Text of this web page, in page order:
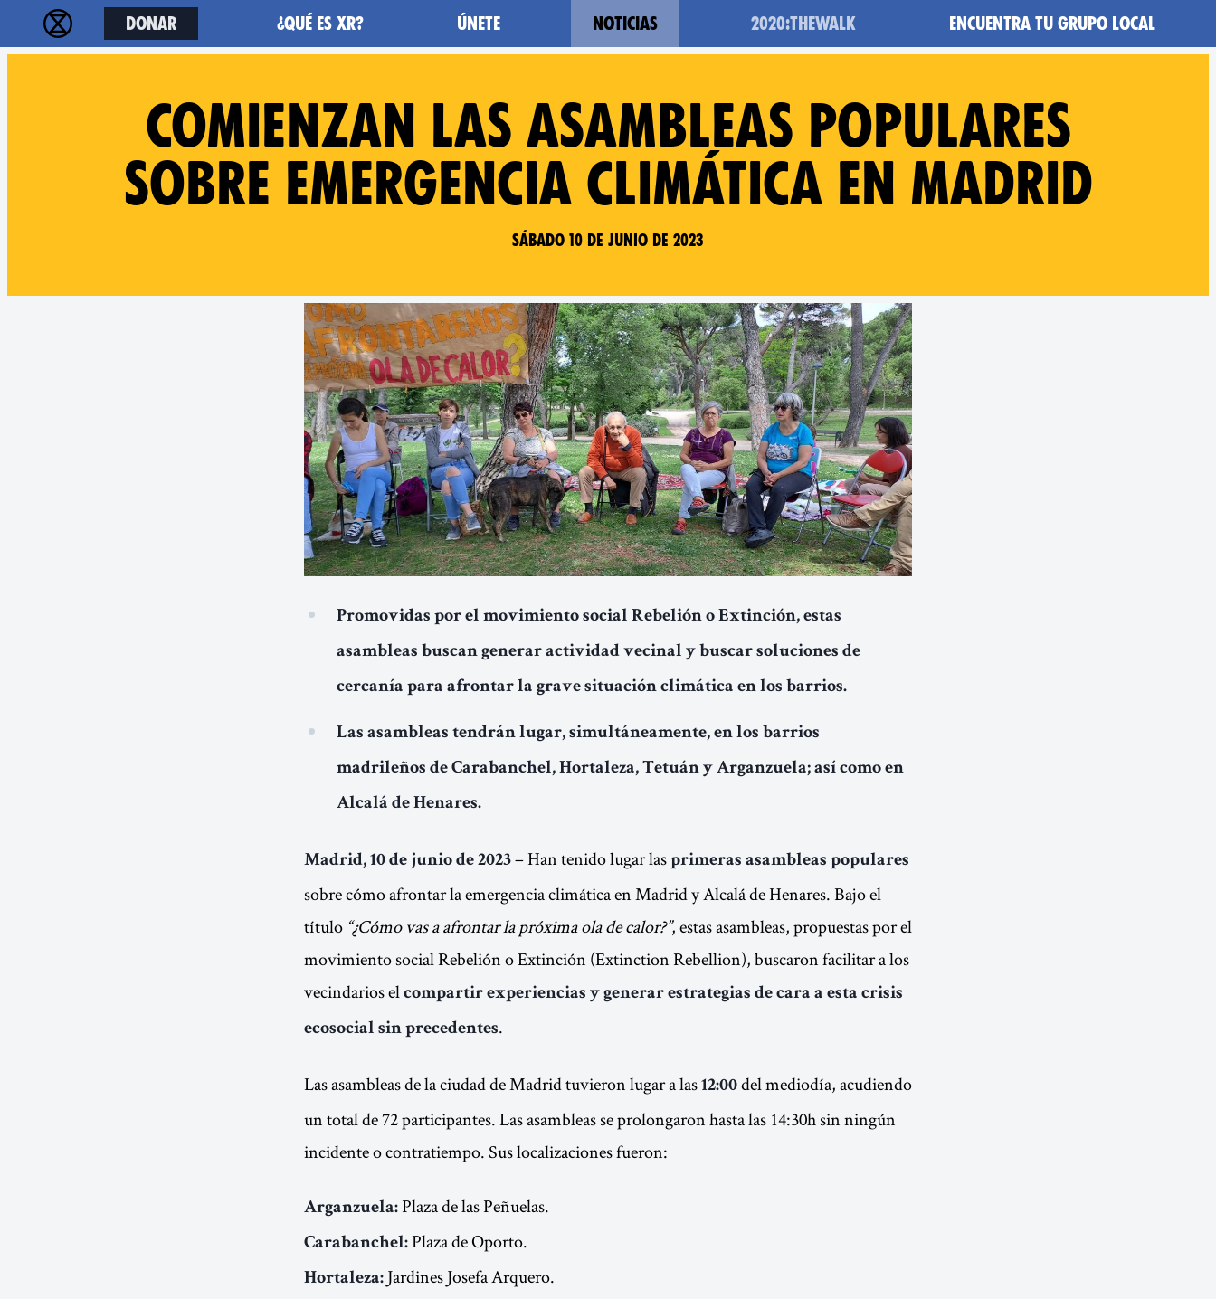
Donar ¿Qué es XR? Únete Noticias 2020:TheWalk Encuentra tu grupo local
Comienzan las Asambleas Populares
sobre emergencia climática en Madrid
Sábado 10 de junio de 2023
Promovidas por el movimiento social Rebelión o Extinción, estas
asambleas buscan generar actividad vecinal y buscar soluciones de
cercanía para afrontar la grave situación climática en los barrios.
Las asambleas tendrán lugar, simultáneamente, en los barrios
madrileños de Carabanchel, Hortaleza, Tetuán y Arganzuela; así como en
Alcalá de Henares.
Madrid, 10 de junio de 2023 – Han tenido lugar las primeras asambleas populares
sobre cómo afrontar la emergencia climática en Madrid y Alcalá de Henares. Bajo el
título “¿Cómo vas a afrontar la próxima ola de calor?”, estas asambleas, propuestas por el
movimiento social Rebelión o Extinción (Extinction Rebellion), buscaron facilitar a los
vecindarios el compartir experiencias y generar estrategias de cara a esta crisis
ecosocial sin precedentes.
Las asambleas de la ciudad de Madrid tuvieron lugar a las 12:00 del mediodía, acudiendo
un total de 72 participantes. Las asambleas se prolongaron hasta las 14:30h sin ningún
incidente o contratiempo. Sus localizaciones fueron:
Arganzuela: Plaza de las Peñuelas.
Carabanchel: Plaza de Oporto.
Hortaleza: Jardines Josefa Arquero.